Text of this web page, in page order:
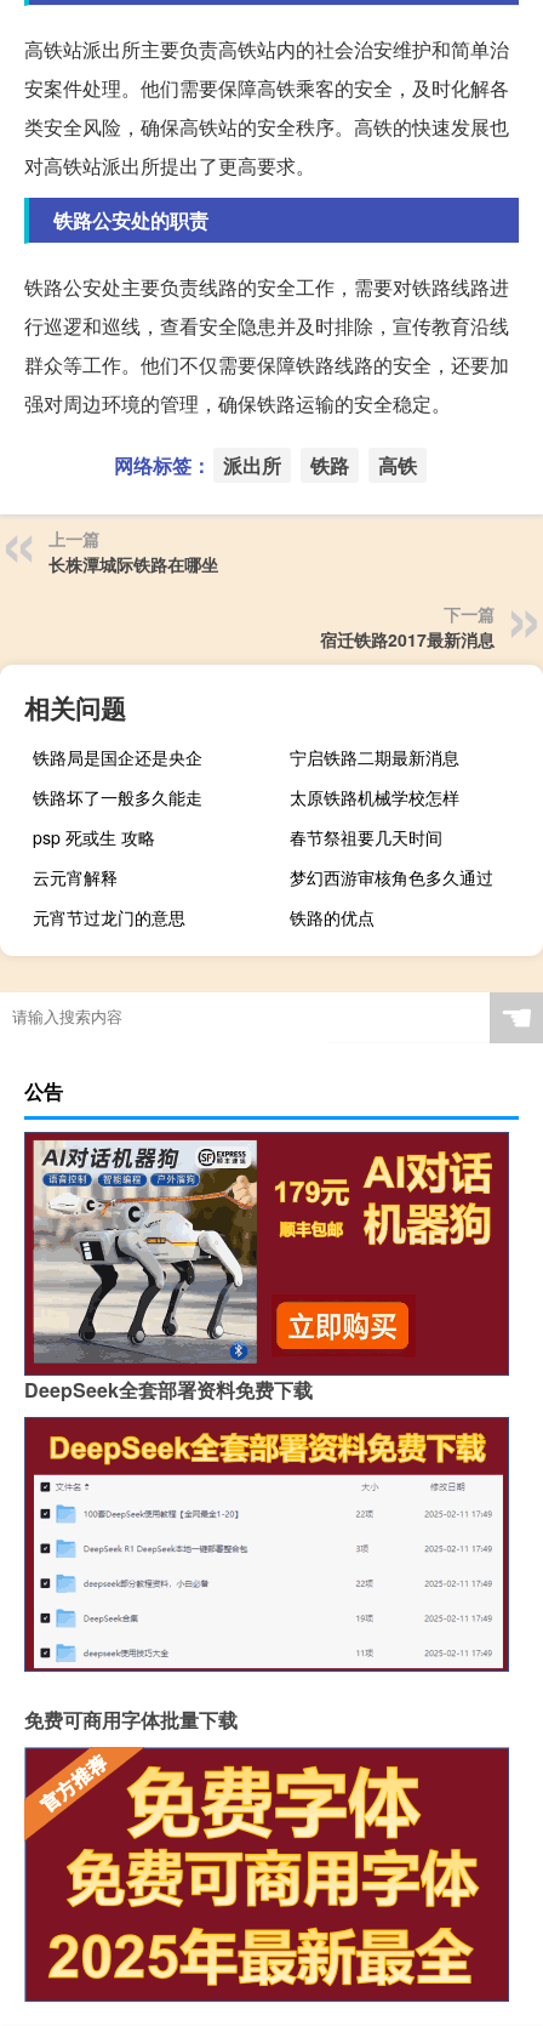
高铁站派出所主要负责高铁站内的社会治安维护和简单治
安案件处理。他们需要保障高铁乘客的安全，及时化解各
类安全风险，确保高铁站的安全秩序。高铁的快速发展也
对高铁站派出所提出了更高要求。
铁路公安处的职责
铁路公安处主要负责线路的安全工作，需要对铁路线路进
行巡逻和巡线，查看安全隐患并及时排除，宣传教育沿线
群众等工作。他们不仅需要保障铁路线路的安全，还要加
强对周边环境的管理，确保铁路运输的安全稳定。
网络标签： 派出所 铁路 高铁
上一篇
长株潭城际铁路在哪坐
下一篇
宿迁铁路2017最新消息
相关问题
铁路局是国企还是央企
宁启铁路二期最新消息
铁路坏了一般多久能走
太原铁路机械学校怎样
psp 死或生 攻略
春节祭祖要几天时间
云元宵解释
梦幻西游审核角色多久通过
元宵节过龙门的意思
铁路的优点
☚
公告
DeepSeek全套部署资料免费下载
免费可商用字体批量下载